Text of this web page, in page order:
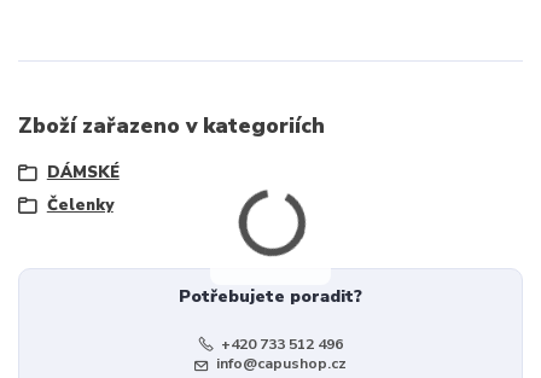
Zboží zařazeno v kategoriích
DÁMSKÉ
Čelenky
Potřebujete poradit?
+420 733 512 496
info@capushop.cz